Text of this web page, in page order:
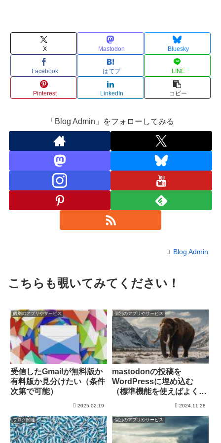
X Mastodon Bluesky
Facebook はてブ LINE
Pinterest LinkedIn コピー
「Blog Admin」をフォローしてみる
Blog Admin
こちらも覗いてみてください！
個別のアプリやサービス
受信したGmailが無料版か
有料版か見分けたい（条件
次第で可能）
2025.02.19
個別のアプリやサービス
mastodonの投稿を
WordPressに埋め込む
（標準機能を使えばよく
2024.11.28
ブログ関連 個別のアプリやサービス